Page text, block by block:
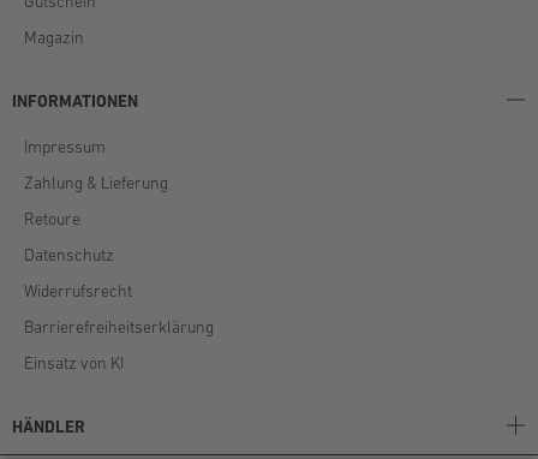
Magazin
INFORMATIONEN
Impressum
Zahlung & Lieferung
Retoure
Datenschutz
Widerrufsrecht
Barrierefreiheitserklärung
Einsatz von KI
HÄNDLER